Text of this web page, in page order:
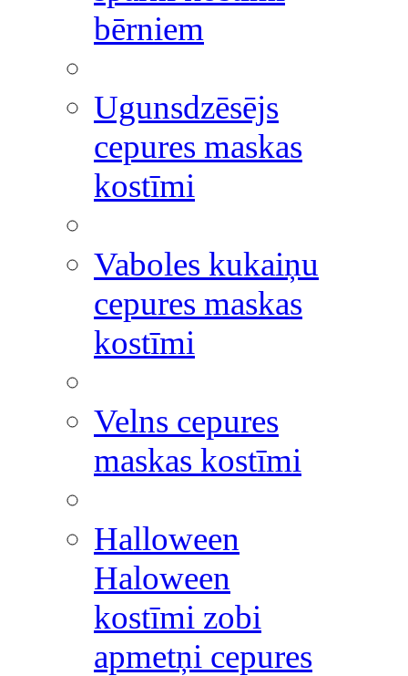
bērniem
Ugunsdzēsējs
cepures maskas
kostīmi
Vaboles kukaiņu
cepures maskas
kostīmi
Velns cepures
maskas kostīmi
Halloween
Haloween
kostīmi zobi
apmetņi cepures